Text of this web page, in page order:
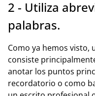
2 - Utiliza
palabras.
Como ya hemos visto,
consiste
anotar los puntos
recordatorio o como